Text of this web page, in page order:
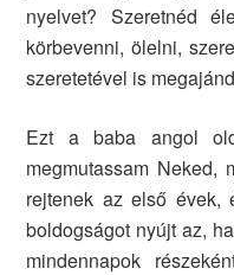
nyelvet? Szeretnéd
körbevenni, ölelni,
szeretetével is
Ezt a baba angol
megmutassam Neked,
rejtenek az első évek,
boldogságot nyújt az,
mindennapok